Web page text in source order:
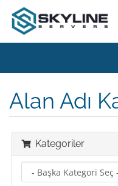
Alan Adı
Kategoriler